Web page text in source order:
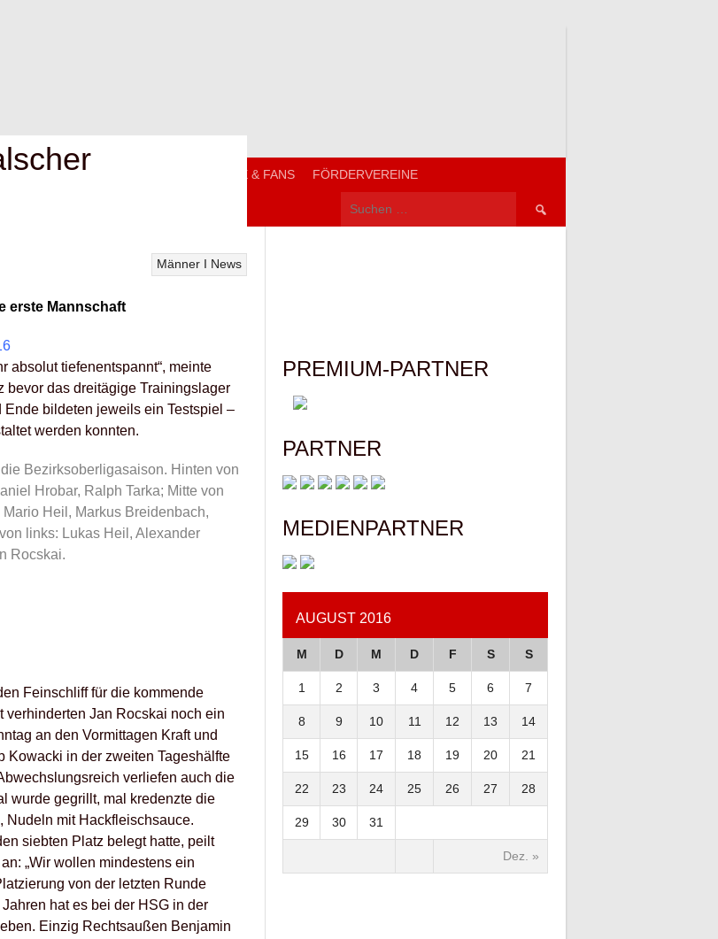
TRAININGSZEITEN SERVICE & FANS FÖRDERVEREINE
Suchen
Männer I News
erste Mannschaft
absolut tiefenentspannt“, meinte
bevor das dreitägige Trainingslager
bildeten jeweils ein Testspiel –
werden konnten.
Bezirksoberligasaison. Hinten von
Hrobar, Ralph Tarka; Mitte von
Heil, Markus Breidenbach,
links: Lukas Heil, Alexander
Rocskai.
Feinschliff für die kommende
verhinderten Jan Rocskai noch ein
an den Vormittagen Kraft und
Kowacki in der zweiten Tageshälfte
verliefen auch die
wurde gegrillt, mal kredenzte die
Nudeln mit Hackfleischsauce.
siebten Platz belegt hatte, peilt
„Wir wollen mindestens ein
von der letzten Runde
hat es bei der HSG in der
Einzig Rechtsaußen Benjamin
PREMIUM-PARTNER
PARTNER
MEDIENPARTNER
AUGUST 2016
M D M D F S S
Dez. »
1 2 3 4 5 6 7
8 9 10 11 12 13 14
15 16 17 18 19 20 21
22 23 24 25 26 27 28
29 30 31